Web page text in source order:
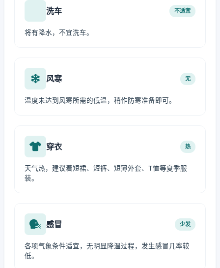
洗车 不适宜
将有降水，不宜洗车。
风寒 无
温度未达到风寒所需的低温，稍作防寒准备即可。
穿衣 热
天气热，建议着短裙、短裤、短薄外套、T恤等夏季服
装。
感冒 少发
各项气象条件适宜，无明显降温过程，发生感冒几率较
低。